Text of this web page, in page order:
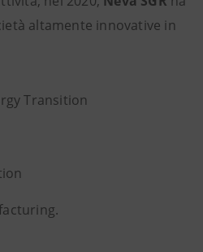
altamente innovative in
Transition